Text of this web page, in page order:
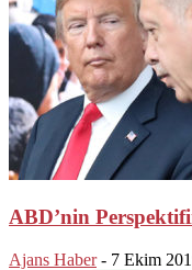
ABD’nin
Ajans Haber - 7 Ekim